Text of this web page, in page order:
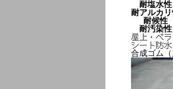
耐塩水性
耐アルカ
耐候性
耐汚染性
屋上・ベ
シート防水
合成ゴム